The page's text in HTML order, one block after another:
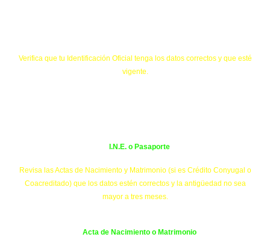
Verifica que tu Identificación Oficial tenga los datos correctos y que esté
vigente.
I.N.E. o Pasaporte
Revisa las Actas de Nacimiento y Matrimonio (si es Crédito Conyugal o
Coacreditado) que los datos estén correctos y la antigüedad no sea
mayor a tres meses.
Acta de Nacimiento o Matrimonio